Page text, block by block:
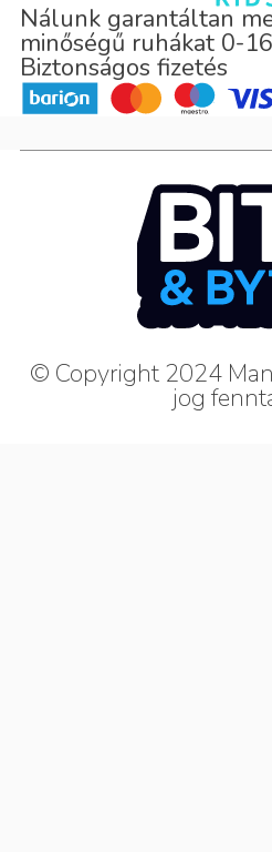
Nálunk garantáltan
minőségű ruhákat 0-
Biztonságos fizetés
© Copyright 2024
jog